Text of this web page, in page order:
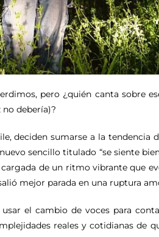
pero ¿quién canta sobre
debería)?
deciden sumarse a la tendencia
sencillo titulado “se siente
de un ritmo vibrante que
mejor parada en una ruptura
el cambio de voces para
reales y cotidianas de